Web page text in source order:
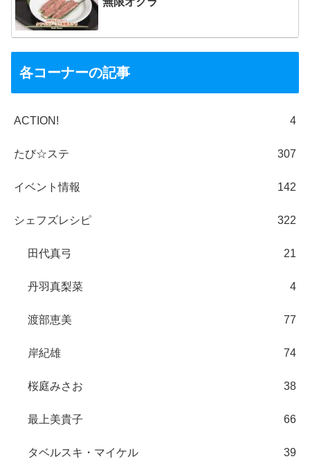
各コーナーの記事
ACTION! 4
たび☆ステ 307
イベント情報 142
シェフズレシピ 322
田代真弓 21
丹羽真梨菜 4
渡部恵美 77
岸紀雄 74
桜庭みさお 38
最上美貴子 66
タベルスキ・マイケル 39